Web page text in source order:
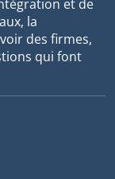
et de
la
des firmes,
qui font